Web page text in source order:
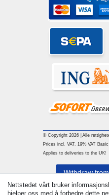
© Copyright 2026 | Alle
Prices incl. VAT. 19% VAT
Applies to deliveries to the UK!
Nettstedet vårt bruker
hjelper oss med å forbedre dette
Withdraw